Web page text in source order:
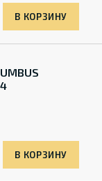
В КОРЗИНУ
В КОРЗИНУ